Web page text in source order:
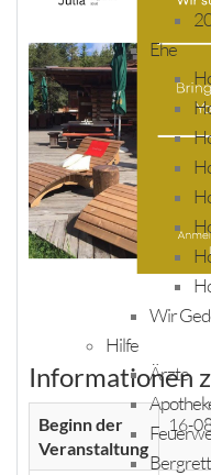
Ehe
Wir
Hilfe
Ärzte
Informationen
Beginn der
Veranstaltung
16-